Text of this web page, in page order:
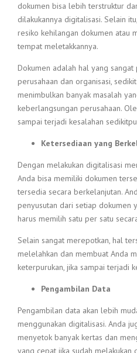
dokumen bisa lebih terstruktur
dilakukannya digitalisasi. Selain
resiko kehilangan dokumen atau
tempat meletakkannya.
Dokumen adalah hal yang
perusahaan dan organisasi,
menimbulkan banyak masalah
keberlangsungan perusahaan.
sampai terjadi kesalahan
Ketersediaan yang
Dengan melakukan digitalisasi
Anda bisa memiliki dokumen
tersedia secara berkelanjutan.
penyusutan dari setiap
harus memilih satu per satu
Selain sangat merepotkan, hal
melelahkan dan membuat Anda
keterpurukan, jika sampai terjadi
Pengambilan Data
Pengambilan data akan lebih
menggunakan digitalisasi. Anda
menyetok banyak kertas dan
yang cepat jika sudah melakukan